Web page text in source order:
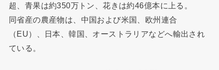
超、青果は約350万トン、花きは約46億本に上る。
同省産の農産物は、中国および米国、欧州連合
（EU）、日本、韓国、オーストラリアなどへ輸出され
ている。